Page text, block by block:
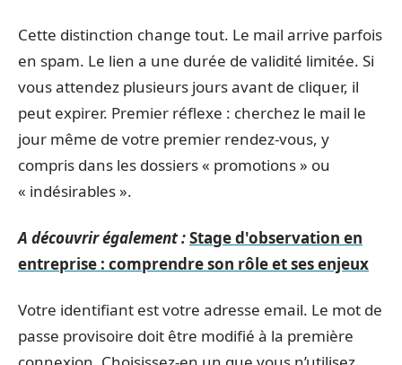
Cette distinction change tout. Le mail arrive parfois
en spam. Le lien a une durée de validité limitée. Si
vous attendez plusieurs jours avant de cliquer, il
peut expirer. Premier réflexe : cherchez le mail le
jour même de votre premier rendez-vous, y
compris dans les dossiers « promotions » ou
« indésirables ».
A découvrir également :Stage d'observation en
entreprise : comprendre son rôle et ses enjeux
Votre identifiant est votre adresse email. Le mot de
passe provisoire doit être modifié à la première